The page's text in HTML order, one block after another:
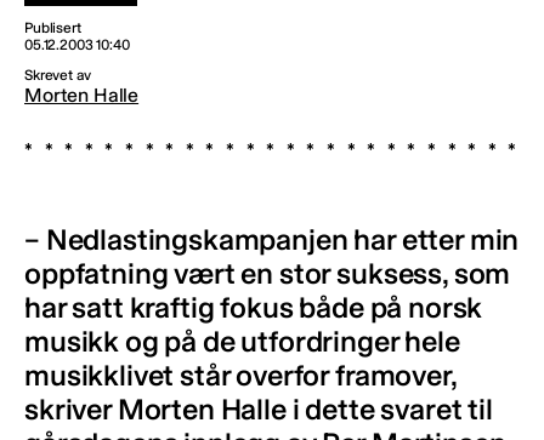
Publisert
05.12.2003 10:40
Skrevet av
Morten Halle
– Nedlastingskampanjen har etter min
oppfatning vært en stor suksess, som
har satt kraftig fokus både på norsk
musikk og på de utfordringer hele
musikklivet står overfor framover,
skriver Morten Halle i dette svaret til